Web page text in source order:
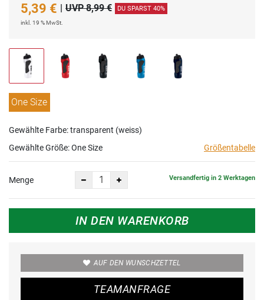
5,39 € UVP 8,99 € DU SPARST 40%
inkl. 19 % MwSt.
One Size
Gewählte Farbe: transparent (weiss)
Gewählte Größe:One Size Größentabelle
Menge Versandfertig in 2 Werktagen
IN DEN WARENKORB
AUF DEN WUNSCHZETTEL
TEAMANFRAGE